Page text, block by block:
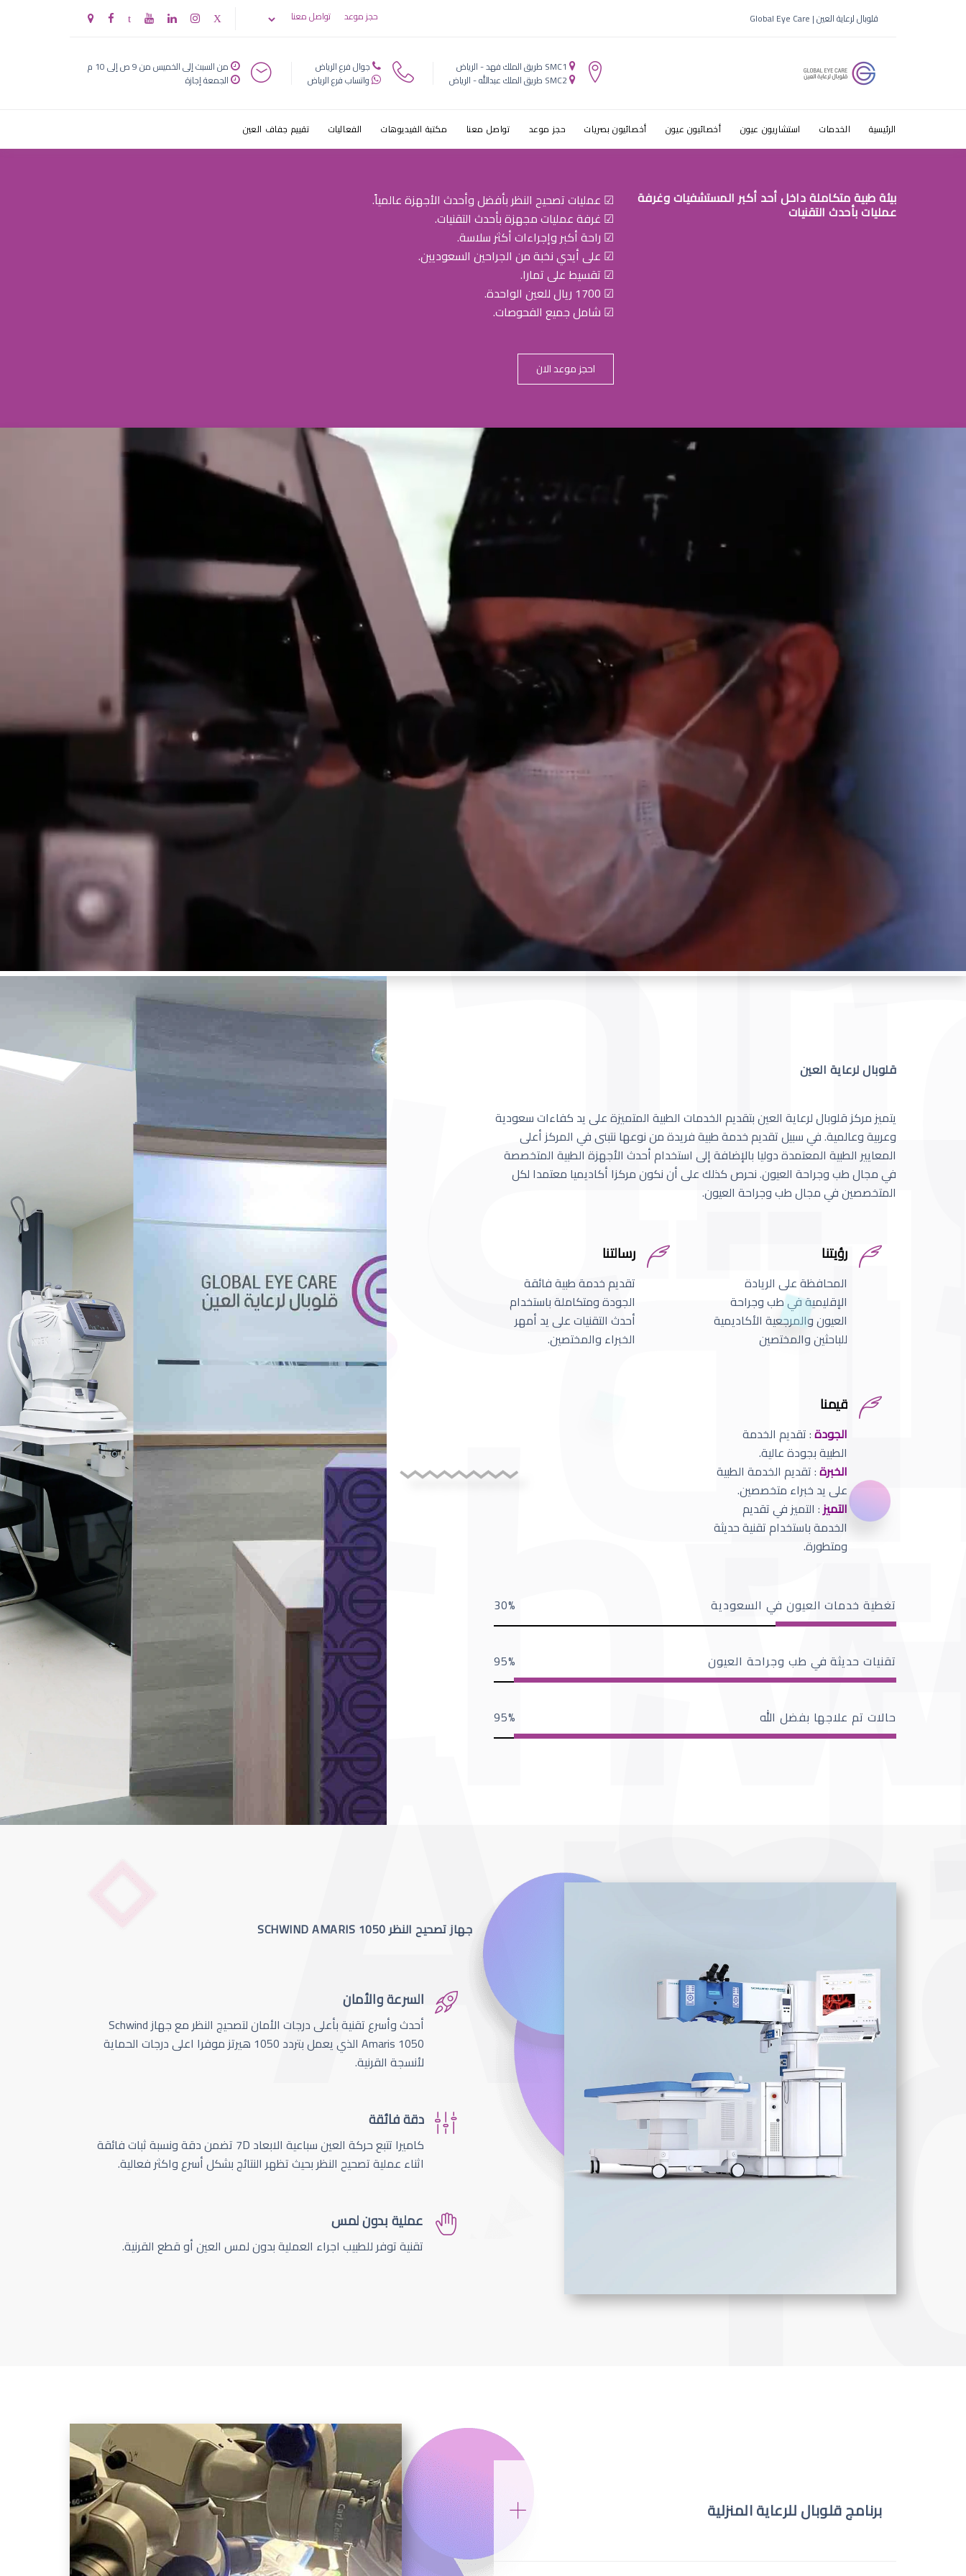
مع طبيب عيون التخصصي للعيون
قلوبال لرعاية العين | Global Eye Care حجز موعد تواصل معنا
SMC1 طريق الملك فهد - الرياض
SMC2 طريق الملك عبدالله - الرياض
جوال فرع الرياض
واتساب فرع الرياض
من السبت إلى الخميس من 9 ص إلى 10 م
الجمعة إجازة
الرئيسية الخدمات استشاريون عيون أخصائيون عيون أخصائيون بصريات حجز موعد تواصل معنا مكتبة الفيديوهات الفعاليات تقييم جفاف العين
بيئة طبية متكاملة داخل أحد أكبر المستشفيات وغرفة
عمليات بأحدث التقنيات
☑ عمليات تصحيح النظر بأفضل وأحدث الأجهزة عالمياً.
☑ غرفة عمليات مجهزة بأحدث التقنيات.
☑ راحة أكبر وإجراءات أكثر سلاسة.
☑ على أيدي نخبة من الجراحين السعوديين.
☑ تقسيط على تمارا.
☑ 1700 ريال للعين الواحدة.
☑ شامل جميع الفحوصات.
احجز موعد الان
قلوبال لرعاية العين
يتميز مركز قلوبال لرعاية العين بتقديم الخدمات الطبية المتميزة على يد كفاءات سعودية
وعربية وعالمية. في سبيل تقديم خدمة طبية فريدة من نوعها نتبنى في المركز أعلى
المعايير الطبية المعتمدة دوليا بالإضافة إلى استخدام أحدث الأجهزة الطبية المتخصصة
في مجال طب وجراحة العيون. نحرص كذلك على أن نكون مركزا أكاديميا معتمدا لكل
المتخصصين في مجال طب وجراحة العيون.
رؤيتنا
المحافظة على الريادة
الإقليمية في طب وجراحة
العيون والمرجعية الأكاديمية
للباحثين والمختصين
رسالتنا
تقديم خدمة طبية فائقة
الجودة ومتكاملة باستخدام
أحدث التقنيات على يد أمهر
الخبراء والمختصين.
قيمنا
الجودة: تقديم الخدمة
الطبية بجودة عالية.
الخبرة: تقديم الخدمة الطبية
على يد خبراء متخصصين.
التميز: التميز في تقديم
الخدمة باستخدام تقنية حديثة
ومتطورة.
تغطية خدمات العيون في السعودية 30
تقنيات حديثة في طب وجراحة العيون 95
حالات تم علاجها بفضل الله 95
جهاز تصحيح النظر SCHWIND AMARIS 1050
السرعة والأمان
أحدث وأسرع تقنية بأعلى درجات الأمان لتصحيج النظر مع جهاز Schwind
Amaris 1050 الذي يعمل بتردد 1050 هيرتز موفرا اعلى درجات الحماية
لأنسجة القرنية.
دقة فائقة
كاميرا تتبع حركة العين سباعية الابعاد 7D تضمن دقة ونسبة ثبات فائقة
اثناء عملية تصحيح النظر بحيث تظهر النتائج بشكل أسرع واكثر فعالية.
عملية بدون لمس
تقنية توفر للطبيب اجراء العملية بدون لمس العين أو قطع القرنية.
برنامج قلوبال للرعاية المنزلية